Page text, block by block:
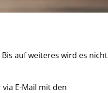
auf weiteres wird es nicht
E-Mail mit den